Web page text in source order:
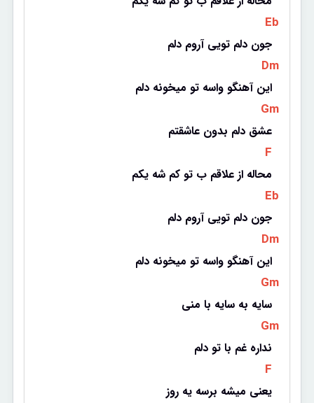
Eb
جون دلم تویی آروم دلم
Dm
این آهنگو واسه تو میخونه دلم
Gm
عشق دلم بدون عاشقتم
F
محاله از علاقم ب تو کم شه یکم
Eb
جون دلم تویی آروم دلم
Dm
این آهنگو واسه تو میخونه دلم
Gm
سایه به سایه با منی
Gm
نداره غم با تو دلم
F
یعنی میشه برسه یه روز